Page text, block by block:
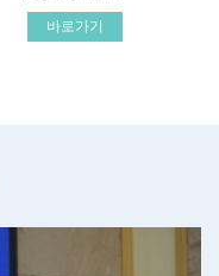
바로가기